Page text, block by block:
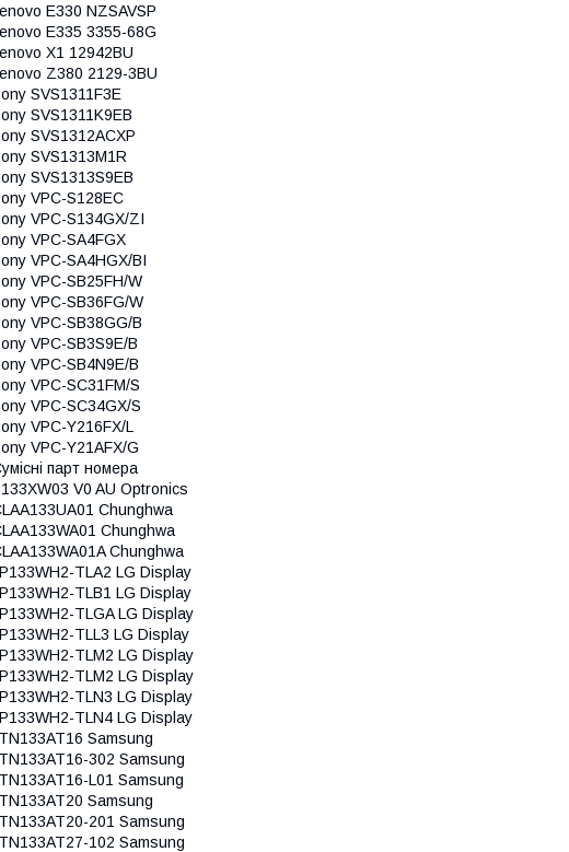
E330 NZSAVSP
E335 3355-68G
X1 12942BU
Z380 2129-3BU
SVS1311F3E
SVS1311K9EB
SVS1312ACXP
SVS1313M1R
SVS1313S9EB
VPC-S128EC
VPC-S134GX/ZI
VPC-SA4FGX
VPC-SA4HGX/BI
VPC-SB25FH/W
VPC-SB36FG/W
VPC-SB38GG/B
VPC-SB3S9E/B
VPC-SB4N9E/B
VPC-SC31FM/S
VPC-SC34GX/S
VPC-Y216FX/L
VPC-Y21AFX/G
парт номера
V0 AU Optronics
Chunghwa
Chunghwa
Chunghwa
TLA2 LG Display
TLB1 LG Display
TLGA LG Display
TLL3 LG Display
TLM2 LG Display
TLM2 LG Display
TLN3 LG Display
TLN4 LG Display
Samsung
302 Samsung
L01 Samsung
Samsung
201 Samsung
102 Samsung